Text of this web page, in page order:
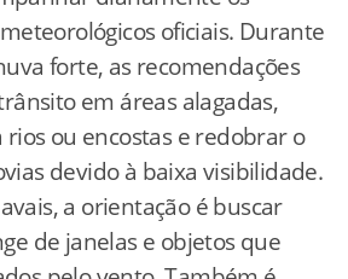
oficiais. Durante
forte, as recomendações
em áreas alagadas,
rios ou encostas e redobrar o
devido à baixa visibilidade.
a orientação é buscar
de janelas e objetos que